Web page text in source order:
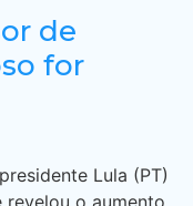
de
for
Lula (PT)